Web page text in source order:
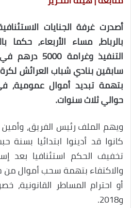
أصدرت غرفة الجنايات
بالرباط، مساء الأربعاء،
التنفيذ
سابقين بنادي شباب العرائش
بتهمة تبديد أموال
حوالي ثلاث سنوات.
ويهم الملف رئيس الفريق، وأمين
كانوا قد أدينوا ابتدائيا بسنة
تخفيف الحكم استئنافيا بعد
والاكتفاء بتهمة سحب أموال من
و2018.